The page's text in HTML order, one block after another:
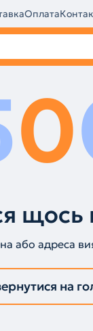
Оплата
0
щось
або адреса
на